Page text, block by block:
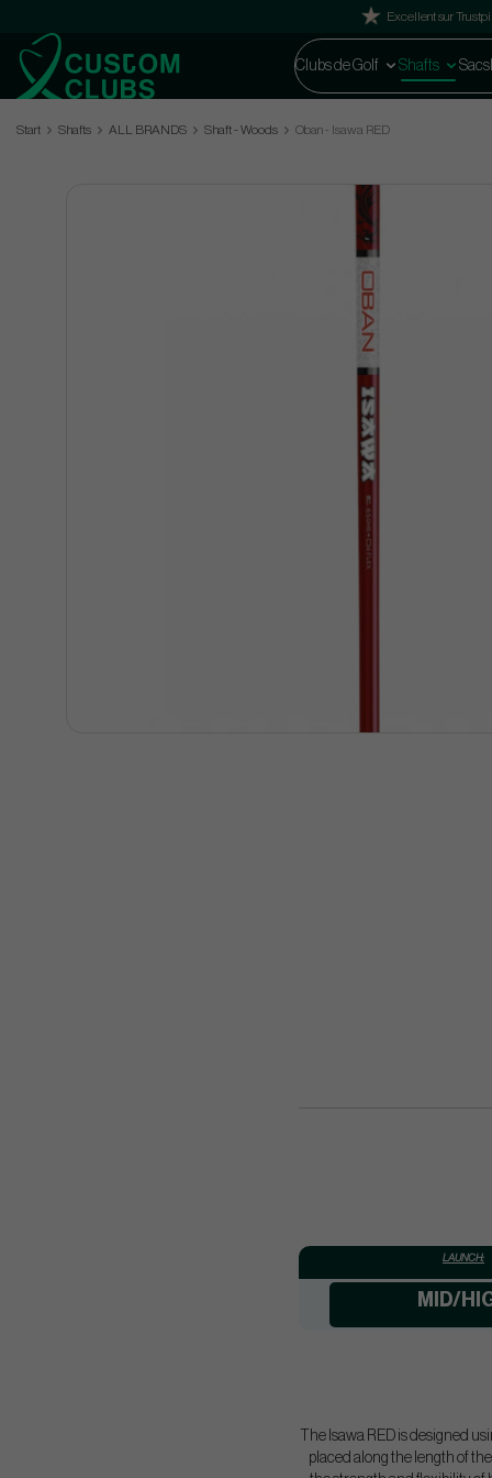
Excellent sur
Clubs de Golf Shafts Sacs
Start Shafts ALL BRANDS Shaft - Woods Oban - Isawa RED
LAUNCH:
MID/
The Isawa RED is designed
placed along the length of